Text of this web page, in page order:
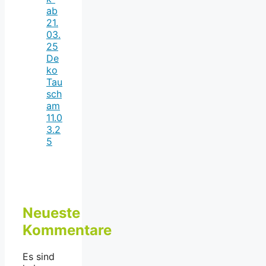
ab
21.
03.
25
De
ko
Tau
sch
am
11.0
3.2
5
Neueste
Kommentare
Es sind